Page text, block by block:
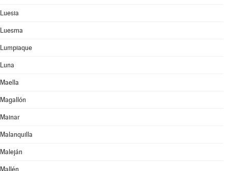
Luesia
Luesma
Lumpiaque
Luna
Maella
Magallón
Mainar
Malanquilla
Maleján
Mallén